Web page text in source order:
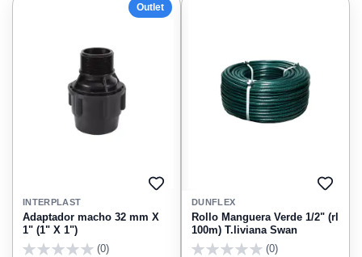
Outlet
AGREGAR
FAVORITOS
INTERPLAST
Adaptador macho 32 mm X
1" (1" X 1")
(0)
DUNFLEX
Rollo Manguera Verde 1/2" (rl
100m) T.liviana Swan
(0)